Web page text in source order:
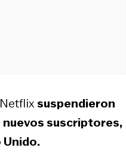
suspendieron
nuevos suscriptores,
Unido.